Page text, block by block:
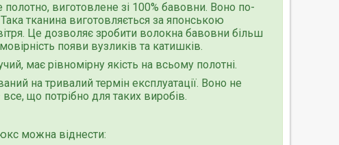
виготовлене зі 100% бавовни. Воно по-
тканина виготовляється за японською
Це дозволяє зробити волокна бавовни більш
появи вузликів та катишків.
має рівномірну якість на всьому полотні.
на тривалий термін експлуатації. Воно не
що потрібно для таких виробів.
можна віднести: